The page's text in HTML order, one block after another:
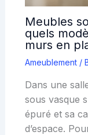
Meubles
quels
murs en
Ameublement/
Dans une
sous vasque
épuré et sa
d’espace.